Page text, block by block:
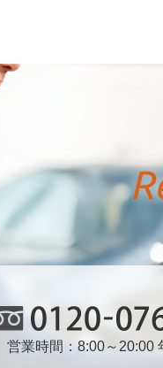
0120-076-750
営業時間：8:00～20:00